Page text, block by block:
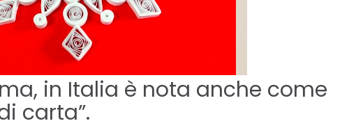
in Italia è nota anche come
carta”.